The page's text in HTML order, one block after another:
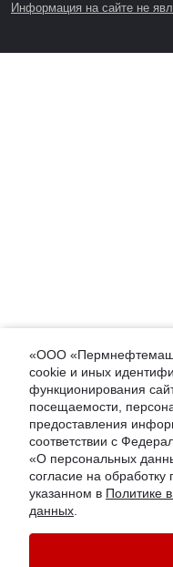
Информация на сайте не
«ООО
cookie и иных
функционирования
посещаемости,
предоставления
соответствии с
«О персональных
согласие на
указанном в Политике
данных